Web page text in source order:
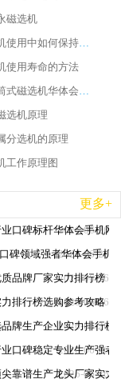
磁选机
强磁磁选机使用中如何保持其顺畅运行
使用寿命的方法
山西永磁筒式磁选机华体会手机网页版-华体会(中国)
选机原理
分选机的原理
工作原理图
更多+
2026-06-26
口碑标杆华体会手机网
2026-06-26
碑领域强者华体会手机
2026-06-26
品牌厂家实力排行榜
2026-06-26
排行榜选购参考攻略
2026-06-26
牌生产企业实力排行榜
2026-06-26
口碑稳定专业生产强者
2026-06-26
靠谱生产龙头厂家实力